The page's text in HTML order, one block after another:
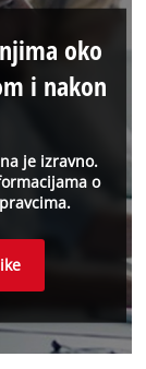
je izravno.
o
oko
i nakon